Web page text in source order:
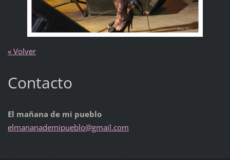
« Volver
Contacto
El mañana de mi pueblo
elmananademipueblo@gmail.com